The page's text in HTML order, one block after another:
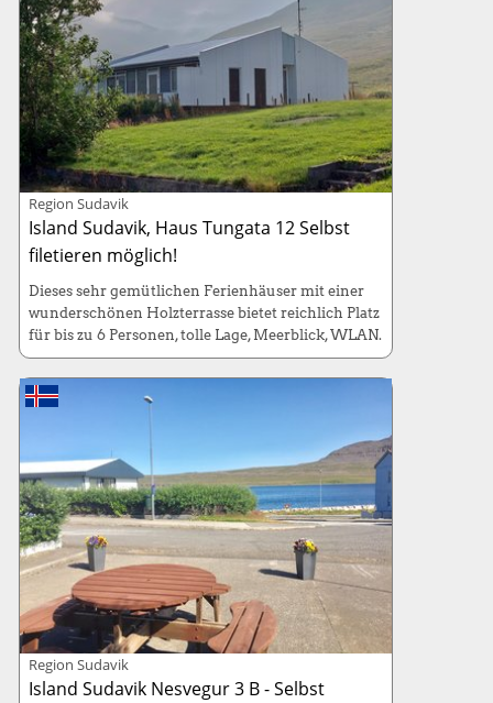
Region Sudavik
Island Sudavik, Haus Tungata 12 Selbst
filetieren möglich!
Dieses sehr gemütlichen Ferienhäuser mit einer
wunderschönen Holzterrasse bietet reichlich Platz
für bis zu 6 Personen, tolle Lage, Meerblick, WLAN.
Haus: 115m- (6 Betten / 4 Schlafzimmer)
Kabinenboot: 130-PS, Länge 7 Meter
Mietwagen: Inklusive!
Region Sudavik
Island Sudavik Nesvegur 3 B - Selbst